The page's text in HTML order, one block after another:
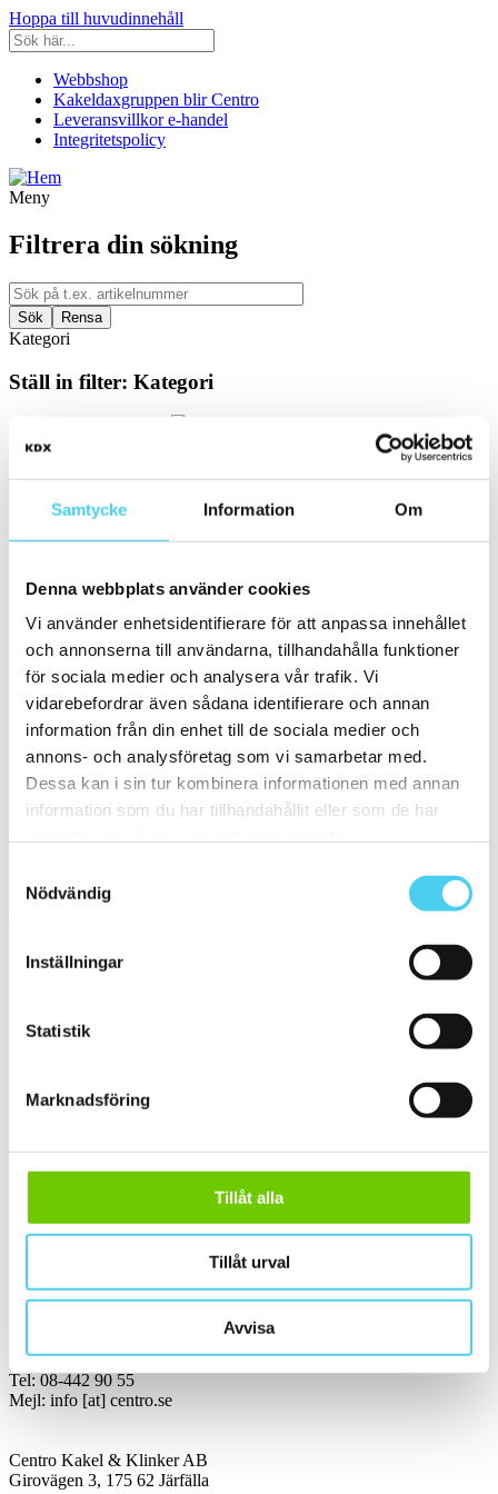
Samtycke Information Om
Denna webbplats använder cookies
Vi använder enhetsidentifierare för att anpassa innehållet
och annonserna till användarna, tillhandahålla funktioner
för sociala medier och analysera vår trafik. Vi
vidarebefordrar även sådana identifierare och annan
information från din enhet till de sociala medier och
annons- och analysföretag som vi samarbetar med.
Dessa kan i sin tur kombinera informationen med annan
information som du har tillhandahållit eller som de har
Nödvändig
Inställningar
Statistik
Marknadsföring
Tillåt alla
Tillåt urval
Avvisa
Hoppa till huvudinnehåll
Webbshop
Kakeldaxgruppen blir Centro
Leveransvillkor e-handel
Integritetspolicy
Meny
Filtrera din sökning
Kategori
Ställ in filter: Kategori
Välj en eller flera färger:
Gråa(2)
Beigea(1)
Storlek
Filtrera efter storlek:
Yta
Välj önskad yta:
Sortera
Handla kakel, och klinker online. I vår webbshop outlet hittar ni ett
Med över 30 år i branschen är vi experter på allt inom kakel och
klinker.
Kakel, klinker, mosaik och granitkeramik →
Vardagar 07:00-16:00
Tel: 08-442 90 55
Mejl: info [at] centro.se
Centro Kakel & Klinker AB
Girovägen 3, 175 62 Järfälla